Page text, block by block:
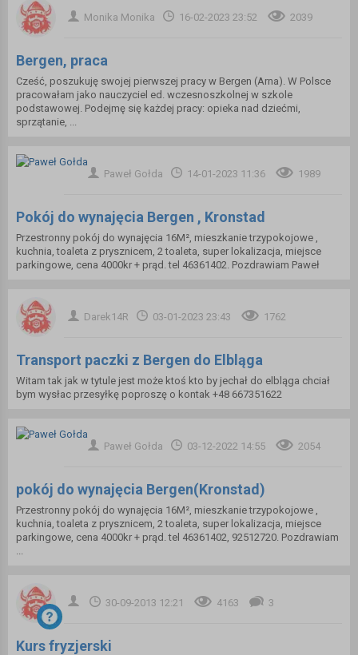
Monika Monika 16-02-2023 23:52 2039
Bergen, praca
Cześć, poszukuję swojej pierwszej pracy w Bergen (Arna). W Polsce
pracowałam jako nauczyciel ed. wczesnoszkolnej w szkole
podstawowej. Podejmę się każdej pracy: opieka nad dziećmi,
sprzątanie, ...
Paweł Gołda 14-01-2023 11:36 1989
Pokój do wynajęcia Bergen , Kronstad
Przestronny pokój do wynajęcia 16M², mieszkanie trzypokojowe ,
kuchnia, toaleta z prysznicem, 2 toaleta, super lokalizacja, miejsce
parkingowe, cena 4000kr + prąd. tel 46361402. Pozdrawiam Paweł
Darek14R 03-01-2023 23:43 1762
Transport paczki z Bergen do Elbląga
Witam tak jak w tytule jest może ktoś kto by jechał do elbląga chciał
bym wysłac przesyłkę poproszę o kontak +48 667351622
Paweł Gołda 03-12-2022 14:55 2054
pokój do wynajęcia Bergen(Kronstad)
Przestronny pokój do wynajęcia 16M², mieszkanie trzypokojowe ,
kuchnia, toaleta z prysznicem, 2 toaleta, super lokalizacja, miejsce
parkingowe, cena 4000kr + prąd. tel 46361402, 92512720. Pozdrawiam
...
30-09-2013 12:21 4163 3
Kurs fryzjerski